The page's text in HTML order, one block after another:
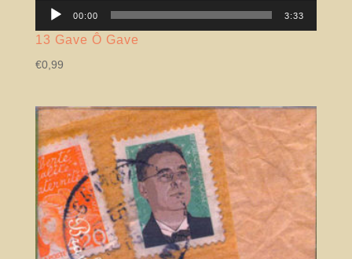
Lector
00:00 3:33
13 Gave Ô Gave
€0,99